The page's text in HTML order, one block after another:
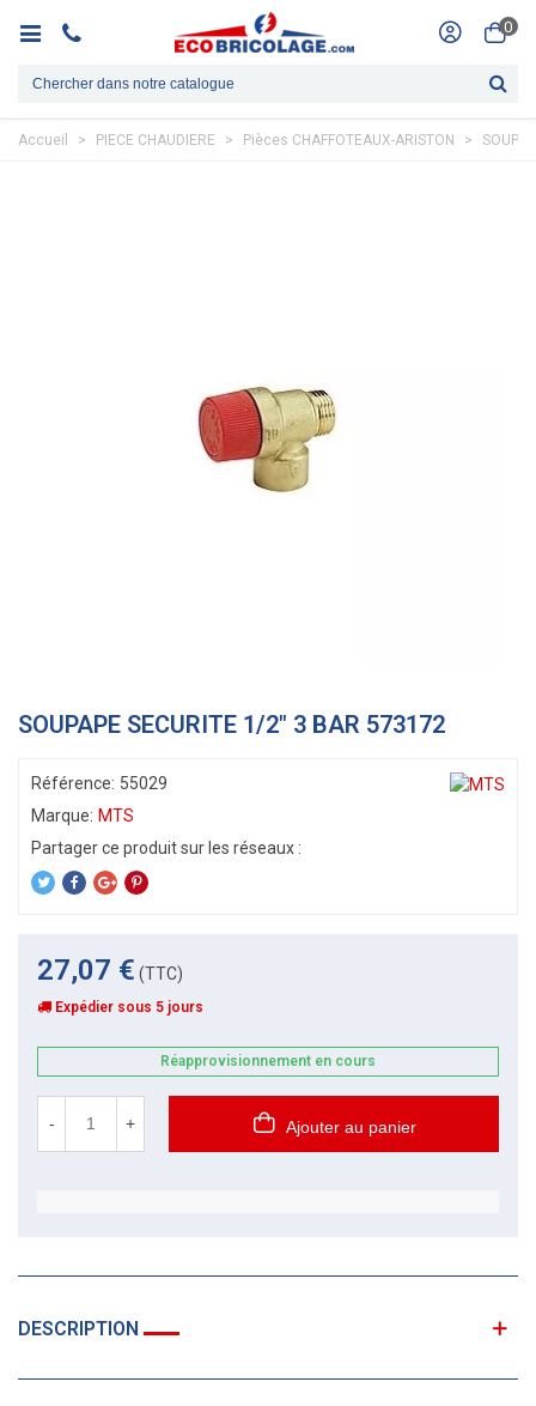
0
Accueil > PIECE CHAUDIERE > Pièces CHAFFOTEAUX-ARISTON >
SOUPAPE SECURITE 1/2" 3 BAR 573172
Référence: 55029
Marque: MTS
27,07 € (TTC)
Expédier sous 5 jours
Réapprovisionnement en cours
- + Ajouter au panier
DESCRIPTION